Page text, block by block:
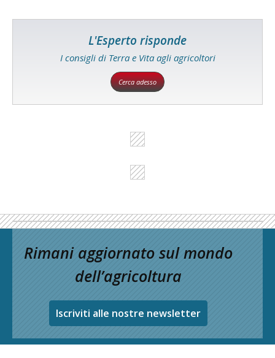
L'Esperto risponde
I consigli di Terra e Vita agli agricoltori
Cerca adesso
Rimani aggiornato sul mondo
dell’agricoltura
Iscriviti alle nostre newsletter